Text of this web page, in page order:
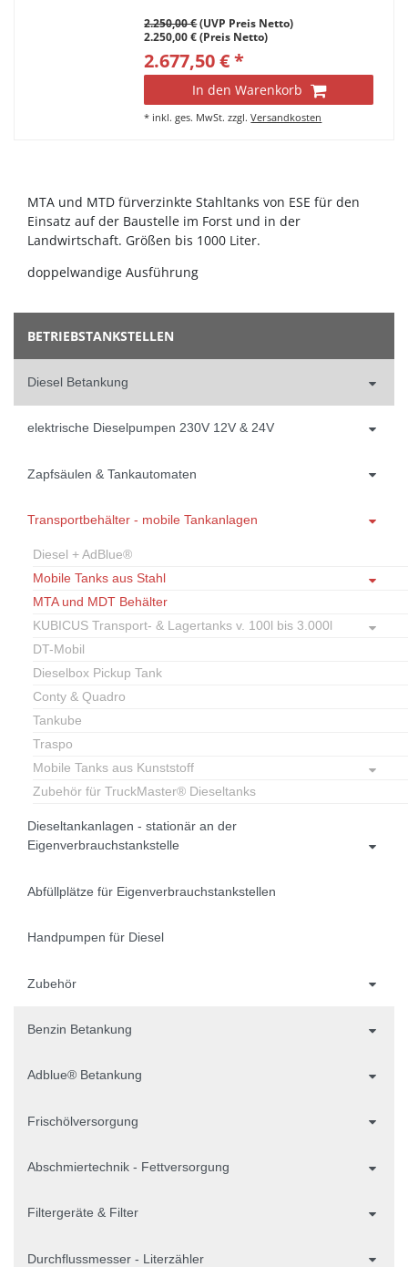
BETRIEBSTANKSTELLEN
Diesel Betankung
elektrische Dieselpumpen 230V 12V & 24V
Zapfsäulen & Tankautomaten
Transportbehälter - mobile Tankanlagen
Diesel + AdBlue®
Mobile Tanks aus Stahl
MTA und MDT Behälter
KUBICUS Transport- & Lagertanks v. 100l bis 3.000l
DT-Mobil
Dieselbox Pickup Tank
Conty & Quadro
Tankube
Traspo
Mobile Tanks aus Kunststoff
Zubehör für TruckMaster® Dieseltanks
Dieseltankanlagen - stationär an der
Eigenverbrauchstankstelle
Abfüllplätze für Eigenverbrauchstankstellen
Handpumpen für Diesel
Zubehör
Benzin Betankung
Adblue® Betankung
Frischölversorgung
Abschmiertechnik - Fettversorgung
Filtergeräte & Filter
Durchflussmesser - Literzähler
2.250,00 €(UVP Preis Netto)
2.250,00 € (Preis Netto)
2.677,50 € *
In den Warenkorb
* inkl. ges. MwSt. zzgl.Versandkosten
MTA und MTD fürverzinkte Stahltanks von ESE für den
Einsatz auf der Baustelle im Forst und in der
Landwirtschaft. Größen bis 1000 Liter.
doppelwandige Ausführung